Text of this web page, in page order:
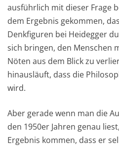
ausführlich mit dieser Frage
dem Ergebnis gekommen,
Denkfiguren bei Heidegger
sich bringen, den Menschen
Nöten aus dem Blick zu
hinausläuft, dass die
wird.
Aber gerade wenn man die
den 1950er Jahren genau
Ergebnis kommen, dass er